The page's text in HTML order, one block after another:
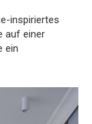
inspiriertes
auf einer
ein